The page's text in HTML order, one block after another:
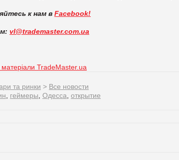
к нам в Facebook!
vl@trademaster.com.ua
матеріали TradeMaster.ua
та ринки > Все новости
геймеры Одесса открытие